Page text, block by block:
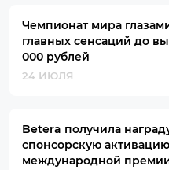
Чемпионат мира
главных сенсаций до
000 рублей
24 ИЮЛЯ
Betera получила
спонсорскую
международной